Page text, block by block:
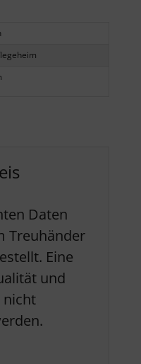
Daten
Treuhänder
Eine
und
nicht